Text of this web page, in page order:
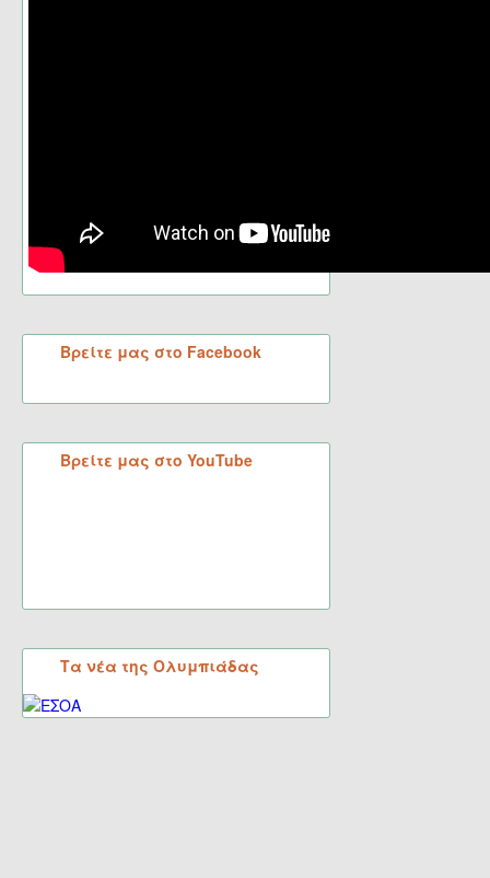
Βρείτε μας στο Facebook
Βρείτε μας στο YouTube
Τα νέα της Ολυμπιάδας